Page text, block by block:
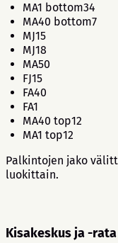
MA1 bottom34
MA40 bottom7
MJ15
MJ18
MA50
FJ15
FA40
FA1
MA40 top12
MA1 top12
Palkintojen jako
luokittain.
Kisakeskus ja -rata